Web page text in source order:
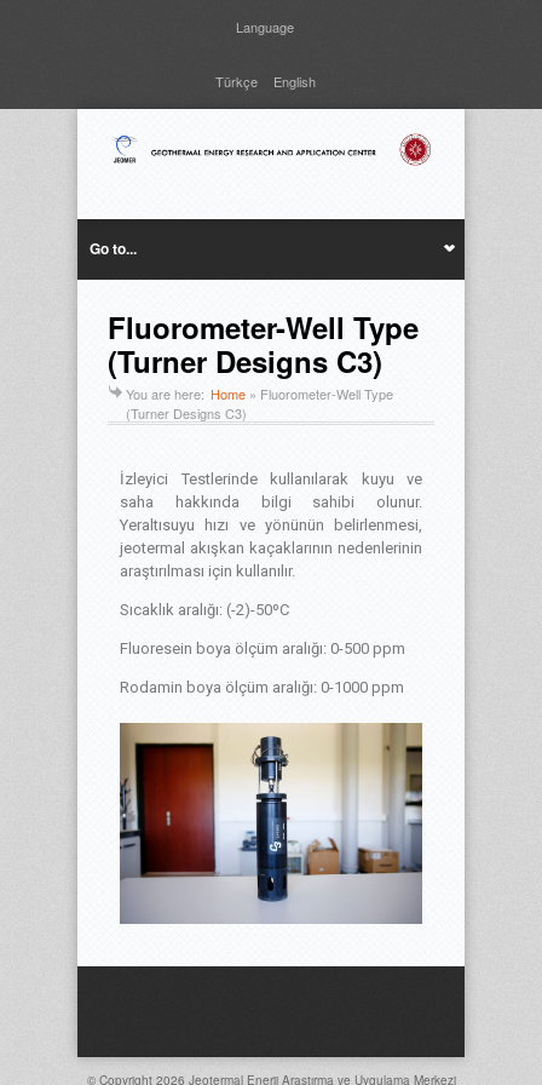
Language
Türkçe English
Go to...
Fluorometer-Well Type
(Turner Designs C3)
You are here: Home » Fluorometer-Well Type
(Turner Designs C3)
İzleyici Testlerinde kullanılarak kuyu ve
saha hakkında bilgi sahibi olunur.
Yeraltısuyu hızı ve yönünün belirlenmesi,
jeotermal akışkan kaçaklarının nedenlerinin
araştırılması için kullanılır.
Sıcaklık aralığı: (-2)-50ºC
Fluoresein boya ölçüm aralığı: 0-500 ppm
Rodamin boya ölçüm aralığı: 0-1000 ppm
© Copyright 2026 Jeotermal Enerji Araştırma ve Uygulama Merkezi